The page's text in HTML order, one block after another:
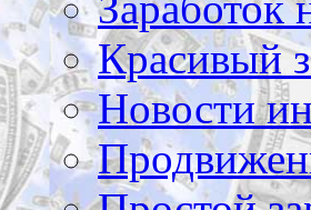
Красивый
Новости